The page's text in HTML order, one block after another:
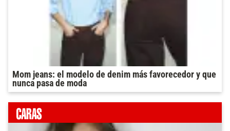
Mom jeans: el modelo de denim más favorecedor y que
nunca pasa de moda